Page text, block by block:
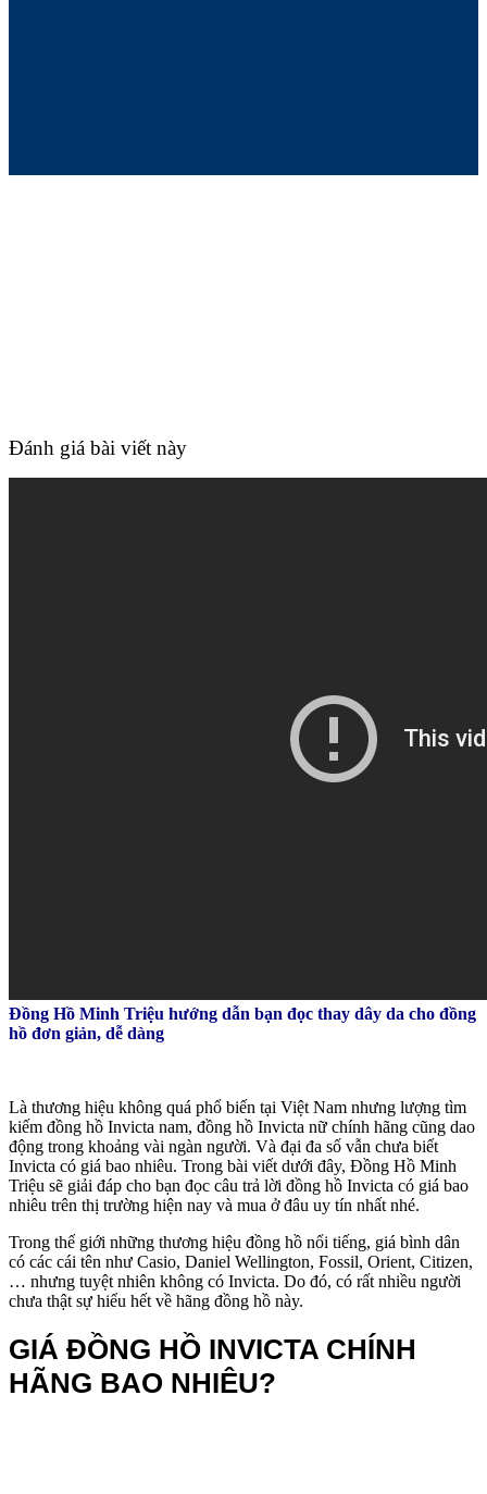
Đánh giá bài viết này
Đồng Hồ Minh Triệu hướng dẫn bạn đọc thay dây da cho đồng
hồ đơn giản, dễ dàng
Là thương hiệu không quá phổ biến tại Việt Nam nhưng lượng tìm
kiếm đồng hồ Invicta nam, đồng hồ Invicta nữ chính hãng cũng dao
động trong khoảng vài ngàn người. Và đại đa số vẫn chưa biết
Invicta có giá bao nhiêu. Trong bài viết dưới đây, Đồng Hồ Minh
Triệu sẽ giải đáp cho bạn đọc câu trả lời đồng hồ Invicta có giá bao
nhiêu trên thị trường hiện nay và mua ở đâu uy tín nhất nhé.
Trong thế giới những thương hiệu đồng hồ nổi tiếng, giá bình dân
có các cái tên như Casio, Daniel Wellington, Fossil, Orient, Citizen,
… nhưng tuyệt nhiên không có Invicta. Do đó, có rất nhiều người
chưa thật sự hiểu hết về hãng đồng hồ này.
GIÁ ĐỒNG HỒ INVICTA CHÍNH
HÃNG BAO NHIÊU?